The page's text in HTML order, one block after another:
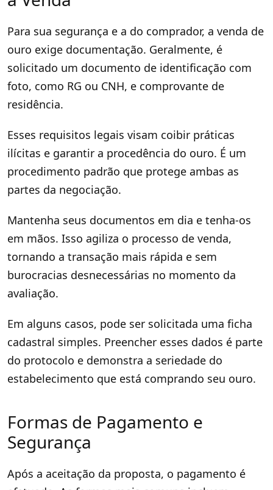
Para sua segurança e a do comprador, a venda de
ouro exige documentação. Geralmente, é
solicitado um documento de identificação com
foto, como RG ou CNH, e comprovante de
residência.
Esses requisitos legais visam coibir práticas
ilícitas e garantir a procedência do ouro. É um
procedimento padrão que protege ambas as
partes da negociação.
Mantenha seus documentos em dia e tenha-os
em mãos. Isso agiliza o processo de venda,
tornando a transação mais rápida e sem
burocracias desnecessárias no momento da
avaliação.
Em alguns casos, pode ser solicitada uma ficha
cadastral simples. Preencher esses dados é parte
do protocolo e demonstra a seriedade do
estabelecimento que está comprando seu ouro.
Formas de Pagamento e
Segurança
Após a aceitação da proposta, o pagamento é